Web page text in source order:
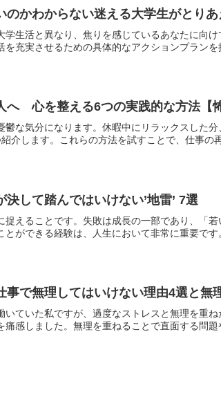
のかわからない迷える大学生がとり
生活と異なり、焦りを感じているあなたに向
充実させるための具体的なアクションプランを
へ 心を整える6つの実践的な方法【
な気分になります。休暇中にリラックスした
介します。これらの方法を試すことで、仕事の
して踏んではいけない’地雷’ 7選
えることです。失敗は成長の一部であり、「
ができる経験は、人生において非常に重要です
事で無理してはいけない理由4選と無
ていた私ですが、過度なストレスと無理を重
感しました。無理を重ねることで直面する問